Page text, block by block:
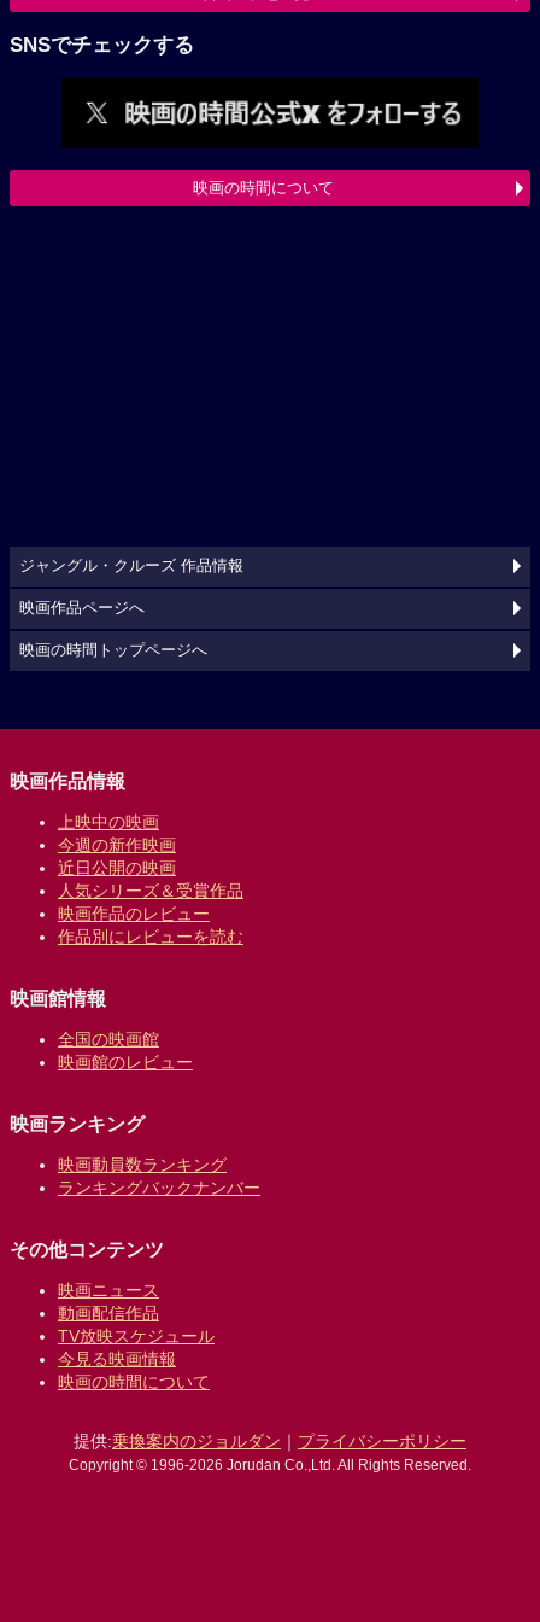
SNSでチェックする
映画の時間について
ジャングル・クルーズ 作品情報
映画作品ページへ
映画の時間トップページへ
映画作品情報
上映中の映画
今週の新作映画
近日公開の映画
人気シリーズ＆受賞作品
映画作品のレビュー
作品別にレビューを読む
映画館情報
全国の映画館
映画館のレビュー
映画ランキング
映画動員数ランキング
ランキングバックナンバー
その他コンテンツ
映画ニュース
動画配信作品
TV放映スケジュール
今見る映画情報
映画の時間について
提供:乗換案内のジョルダン ｜ プライバシーポリシー
Copyright © 1996-2026 Jorudan Co.,Ltd. All Rights Reserved.